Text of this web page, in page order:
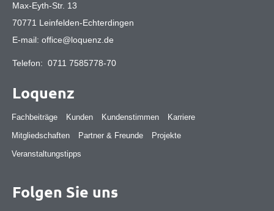
Max-Eyth-Str. 13
70771 Leinfelden-Echterdingen
E-mail: office@loquenz.de
Telefon: 0711 7585778-70
Loquenz
Fachbeiträge Kunden Kundenstimmen
Karriere
Mitgliedschaften
Partner & Freunde
Projekte
Veranstaltungstipps
Folgen Sie uns